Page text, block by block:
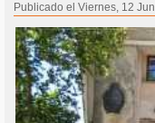
Publicado el Viernes, 12